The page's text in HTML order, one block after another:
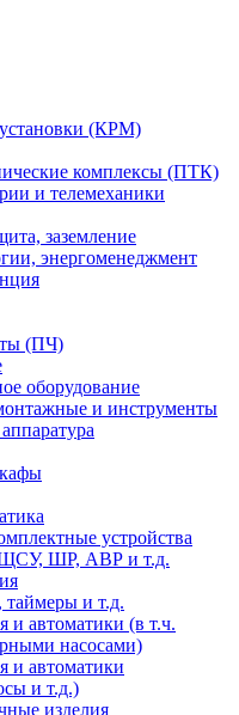
(КРМ)
комплексы (ПТК)
и телемеханики
заземление
энергоменеджмент
(ПЧ)
оборудование
и инструменты
устройства
ШР, АВР и т.д.
таймеры и т.д.
автоматики (в т.ч.
насосами)
и автоматики
и т.д.)
изделия